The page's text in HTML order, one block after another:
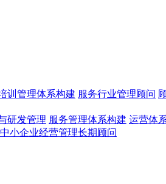
训管理体系构建 服务行业管理顾问
研发管理 服务管理体系构建 运营体
中小企业经营管理长期顾问